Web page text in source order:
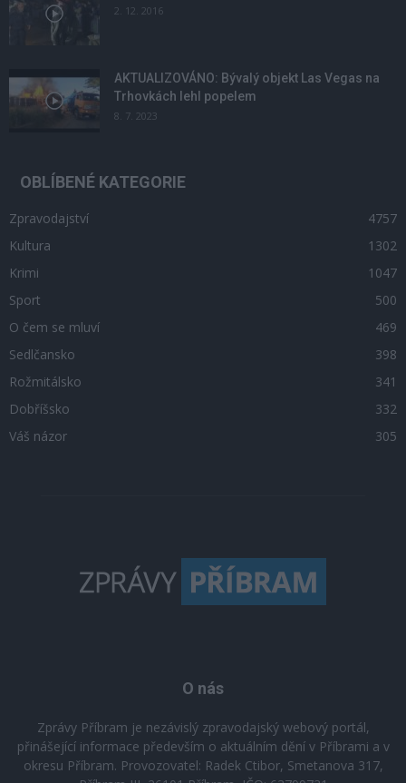
2. 12. 2016
AKTUALIZOVÁNO: Bývalý objekt Las Vegas na
Trhovkách lehl popelem
8. 7. 2023
OBLÍBENÉ KATEGORIE
Zpravodajství
4757
Kultura
1302
Krimi
1047
Sport
500
O čem se mluví
469
Sedlčansko
398
Rožmitálsko
341
Dobříšsko
332
Váš názor
305
O nás
Zprávy Příbram je nezávislý zpravodajský webový portál,
přinášející informace především o aktuálním dění v Příbrami a v
okresu Příbram. Provozovatel: Radek Ctibor, Smetanova 317,